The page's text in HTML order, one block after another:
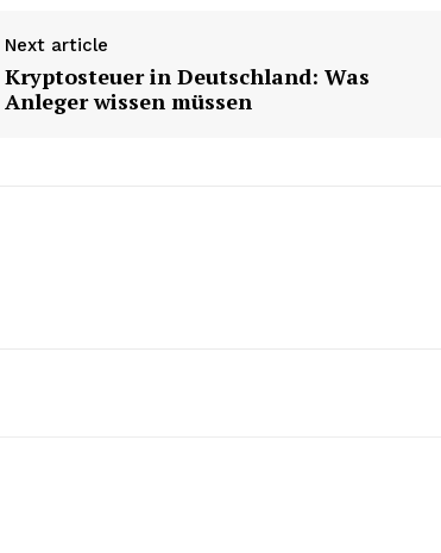
Next article
Kryptosteuer in Deutschland: Was
Anleger wissen müssen